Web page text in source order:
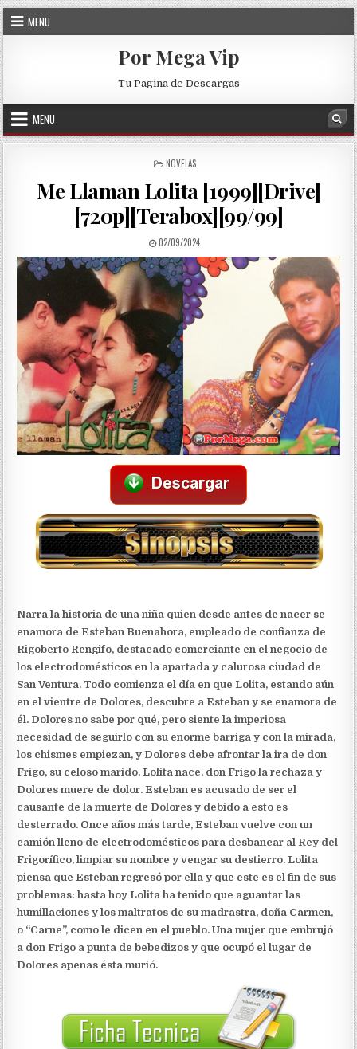
Skip to content
MENU
Por Mega Vip
Tu Pagina de Descargas
MENU
POSTED IN
NOVELAS
Me Llaman Lolita [1999][Drive]
[720p][Terabox][99/99]
PUBLISHED DATE:
02/09/2024
Narra la historia de una niña quien desde antes de nacer se
enamora de Esteban Buenahora, empleado de confianza de
Rigoberto Rengifo, destacado comerciante en el negocio de
los electrodomésticos en la apartada y calurosa ciudad de
San Ventura. Todo comienza el día en que Lolita, estando aún
en el vientre de Dolores, descubre a Esteban y se enamora de
él. Dolores no sabe por qué, pero siente la imperiosa
necesidad de seguirlo con su enorme barriga y con la mirada,
los chismes empiezan, y Dolores debe afrontar la ira de don
Frigo, su celoso marido. Lolita nace, don Frigo la rechaza y
Dolores muere de dolor. Esteban es acusado de ser el
causante de la muerte de Dolores y debido a esto es
desterrado. Once años más tarde, Esteban vuelve con un
camión lleno de electrodomésticos para desbancar al Rey del
Frigorífico, limpiar su nombre y vengar su destierro. Lolita
piensa que Esteban regresó por ella y que este es el fin de sus
problemas: hasta hoy Lolita ha tenido que aguantar las
humillaciones y los maltratos de su madrastra, doña Carmen,
o “Carne”, como le dicen en el pueblo. Una mujer que embrujó
a don Frigo a punta de bebedizos y que ocupó el lugar de
Dolores apenas ésta murió.